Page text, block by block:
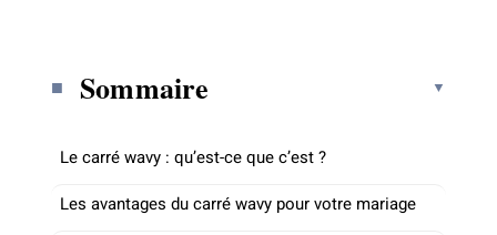
Sommaire
Le carré wavy : qu’est-ce que c’est ?
Les avantages du carré wavy pour votre mariage